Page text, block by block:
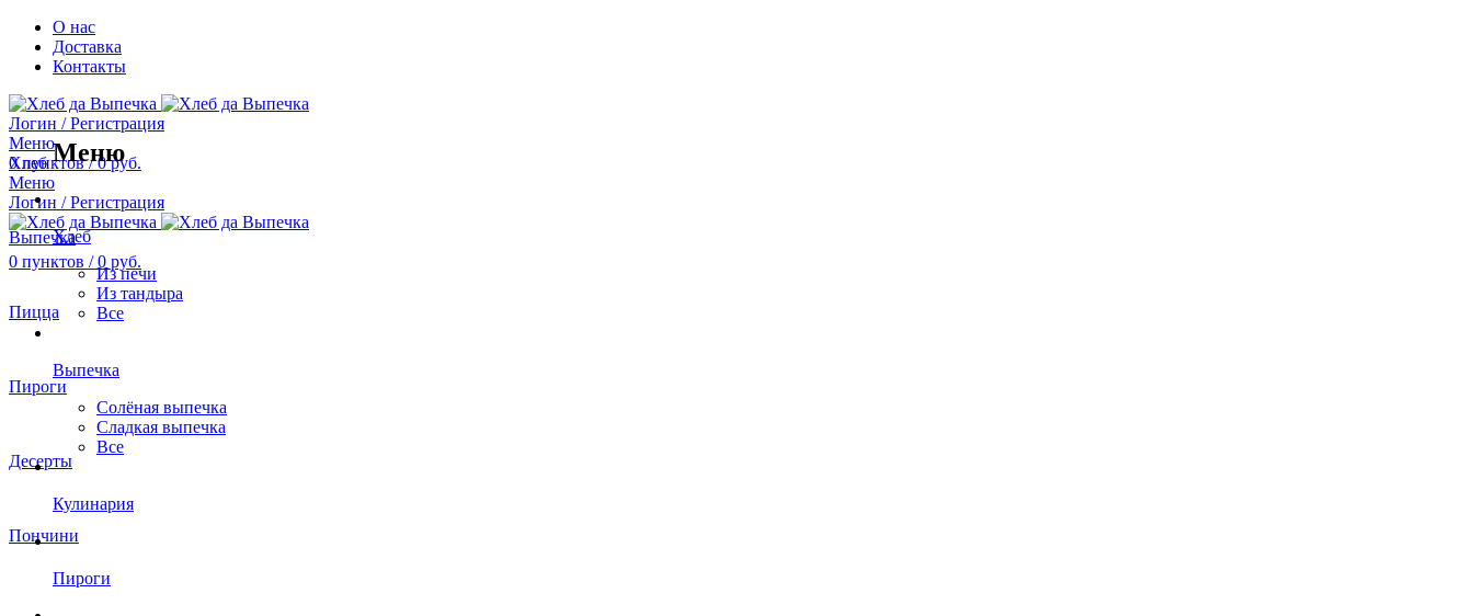
О нас
Доставка
Контакты
Логин / Регистрация
Меню
0пунктов / 0руб.
Меню
Логин / Регистрация
0 пунктов / 0 руб.
Хлеб
Выпечка
Пицца
Пироги
Десерты
Пончини
Меню
Хлеб
Из печи
Из тандыра
Все
Выпечка
Солёная выпечка
Сладкая выпечка
Все
Кулинария
Пироги